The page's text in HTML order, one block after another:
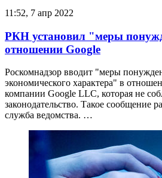
11:52, 7 апр 2022
РКН установил "меры
отношении Google
Роскомнадзор вводит "меры
экономического характера" в
компании Google LLC, которая не
законодательство. Такое сообщение
служба ведомства. …